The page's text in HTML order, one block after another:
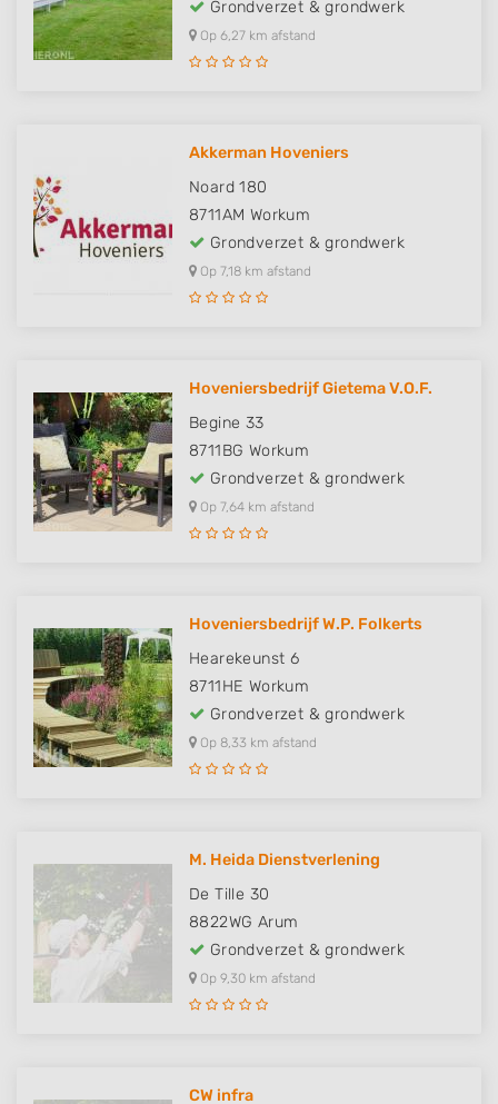
Grondverzet & grondwerk
Op 6,27 km afstand
Akkerman Hoveniers
Noard 180
8711AM Workum
Grondverzet & grondwerk
Op 7,18 km afstand
Hoveniersbedrijf Gietema V.O.F.
Begine 33
8711BG Workum
Grondverzet & grondwerk
Op 7,64 km afstand
Hoveniersbedrijf W.P. Folkerts
Hearekeunst 6
8711HE Workum
Grondverzet & grondwerk
Op 8,33 km afstand
M. Heida Dienstverlening
De Tille 30
8822WG Arum
Grondverzet & grondwerk
Op 9,30 km afstand
CW infra